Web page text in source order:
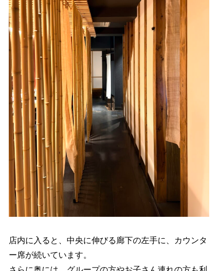
店内に入ると、中央に伸びる廊下の左手に、カウンタ
ー席が続いています。